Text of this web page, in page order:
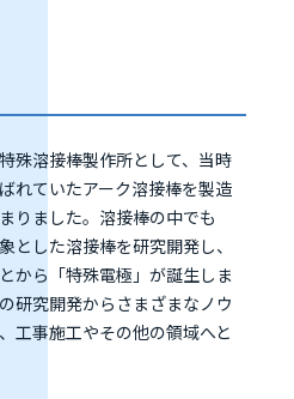
殊溶接棒製作所として、当時
れていたアーク溶接棒を製造
りました。溶接棒の中でも
とした溶接棒を研究開発し、
から「特殊電極」が誕生しま
研究開発からさまざまなノウ
工事施工やその他の領域へと